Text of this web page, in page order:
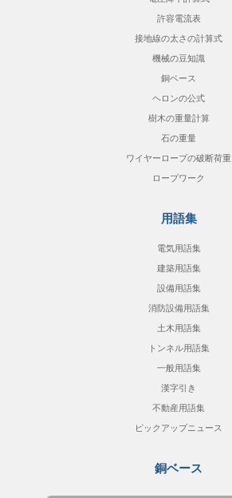
許容電流表
接地線の太さの計算式
機械の豆知識
銅ベース
ヘロンの公式
樹木の重量計算
石の重量
ワイヤーロープの破断荷重
ロープワーク
用語集
電気用語集
建築用語集
設備用語集
消防設備用語集
土木用語集
トンネル用語集
一般用語集
漢字引き
不動産用語集
ピックアップニュース
銅ベース